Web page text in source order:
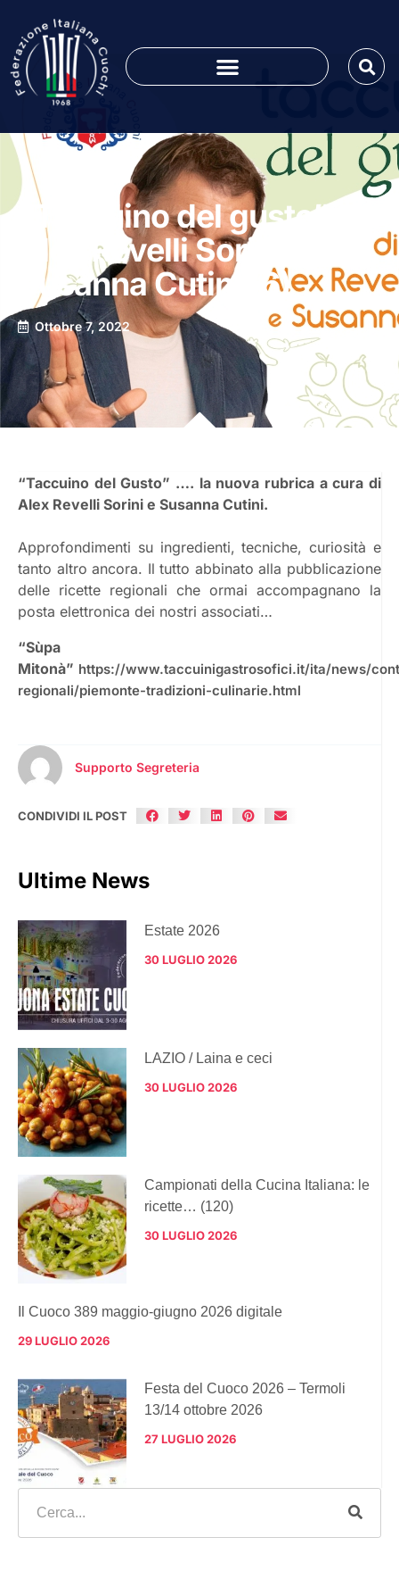
“Taccuino del gusto” di
Alex Revelli Sorini e
Susanna Cutini (6)
Ottobre 7, 2022
“Taccuino del Gusto” …. la nuova rubrica a cura di
Alex Revelli Sorini e Susanna Cutini.
Approfondimenti su ingredienti, tecniche, curiosità e
tanto altro ancora. Il tutto abbinato alla pubblicazione
delle ricette regionali che ormai accompagnano la
posta elettronica dei nostri associati…
“Sùpa
Mitonà” https://www.taccuinigastrosofici.it/ita/news/
regionali/piemonte-tradizioni-culinarie.html
Supporto Segreteria
CONDIVIDI IL POST
Ultime News
Estate 2026
30 LUGLIO 2026
LAZIO / Laina e ceci
30 LUGLIO 2026
Campionati della Cucina Italiana: le
ricette… (120)
30 LUGLIO 2026
Il Cuoco 389 maggio-giugno 2026 digitale
29 LUGLIO 2026
Festa del Cuoco 2026 – Termoli
13/14 ottobre 2026
27 LUGLIO 2026